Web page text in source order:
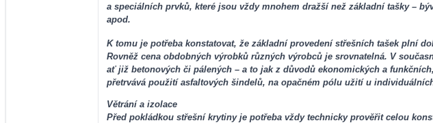
a speciálních prvků, které jsou vždy mnohem dražší než základní tašky –
apod.
K tomu je potřeba konstatovat, že základní provedení střešních tašek plní
Rovněž cena obdobných výrobků různých výrobců je srovnatelná. V
ať již betonových či pálených – a to jak z důvodů ekonomických a
přetrvává použití asfaltových šindelů, na opačném pólu užití u
Větrání a izolace
Před pokládkou střešní krytiny je potřeba vždy technicky prověřit celou